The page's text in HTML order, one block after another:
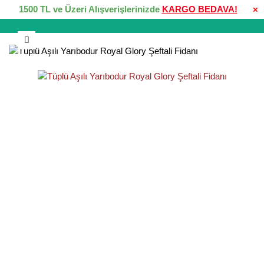
×
1500 TL ve Üzeri Alışverişlerinizde KARGO BEDAVA!